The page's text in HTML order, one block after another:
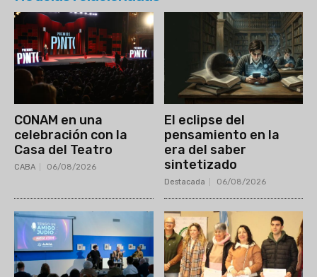
CONAM en una
celebración con la
Casa del Teatro
CABA 06/08/2026
El eclipse del
pensamiento en la
era del saber
sintetizado
Destacada 06/08/2026